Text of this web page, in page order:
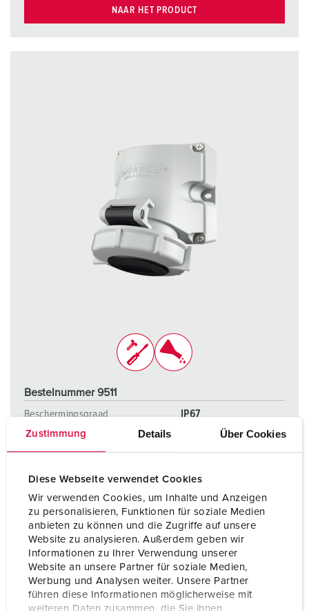
Zustimmung Details Über Cookies
Diese Webseite verwendet Cookies
Wir verwenden Cookies, um Inhalte und Anzeigen
zu personalisieren, Funktionen für soziale Medien
anbieten zu können und die Zugriffe auf unsere
Website zu analysieren. Außerdem geben wir
Informationen zu Ihrer Verwendung unserer
Website an unsere Partner für soziale Medien,
Werbung und Analysen weiter. Unsere Partner
führen diese Informationen möglicherweise mit
weiteren Daten zusammen, die Sie ihnen
NAAR HET PRODUCT
Bestelnummer 9511
Beschermingsgraad
IP67
Voltage 500 V
Aansluittechniek schroefklemmen
NAAR HET PRODUCT